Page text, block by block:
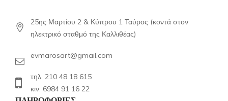
25ης Μαρτίου 2 & Κύπρου 1 Ταύρος (κοντά στον
ηλεκτρικό σταθμό της Καλλιθέας)
evmarosart@gmail.com
τηλ. 210 48 18 615
κιν. 6984 91 16 22